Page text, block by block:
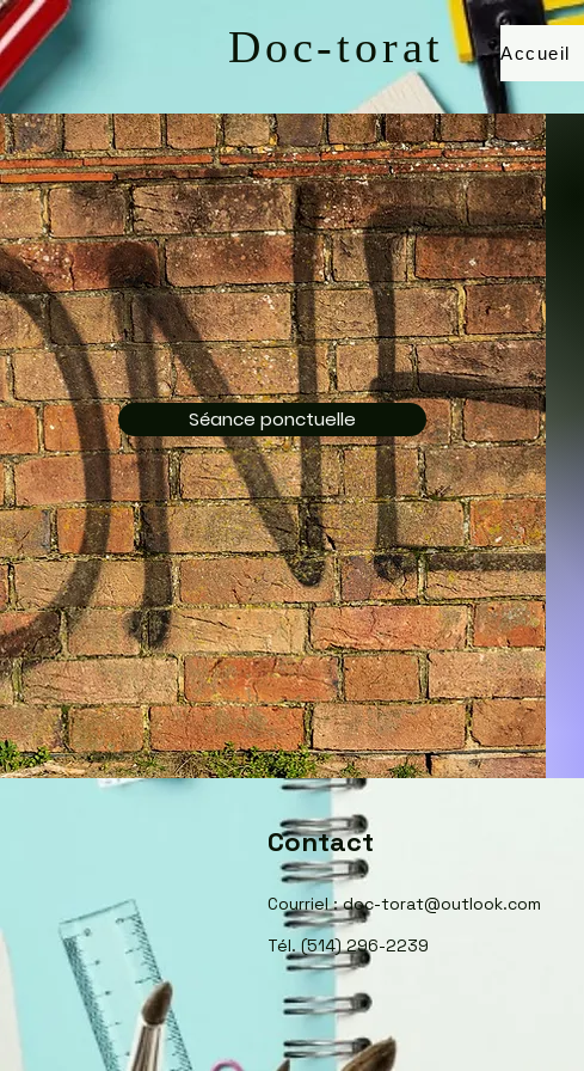
Doc-torat Accueil
Séance ponctuelle
Contact
Courriel :doc-torat@outlook.com
Tél. (514) 296-2239